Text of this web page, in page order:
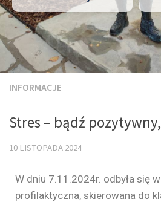
INFORMACJE
Stres – bądź
10 LISTOPADA 2024
W dniu 7.11.2024r. odbyła się
profilaktyczna, skierowana do